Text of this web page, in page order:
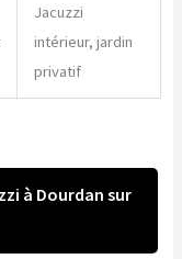
Jacuzzi
intérieur, jardin
privatif
à Dourdan sur